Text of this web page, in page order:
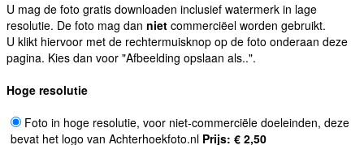
U mag de foto gratis downloaden inclusief watermerk in lage
resolutie. De foto mag dan niet commerciëel worden gebruikt.
U klikt hiervoor met de rechtermuisknop op de foto onderaan deze
pagina. Kies dan voor "Afbeelding opslaan als..".
Hoge resolutie
Foto in hoge resolutie, voor niet-commerciële doeleinden, deze
bevat het logo van Achterhoekfoto.nl Prijs: € 2,50